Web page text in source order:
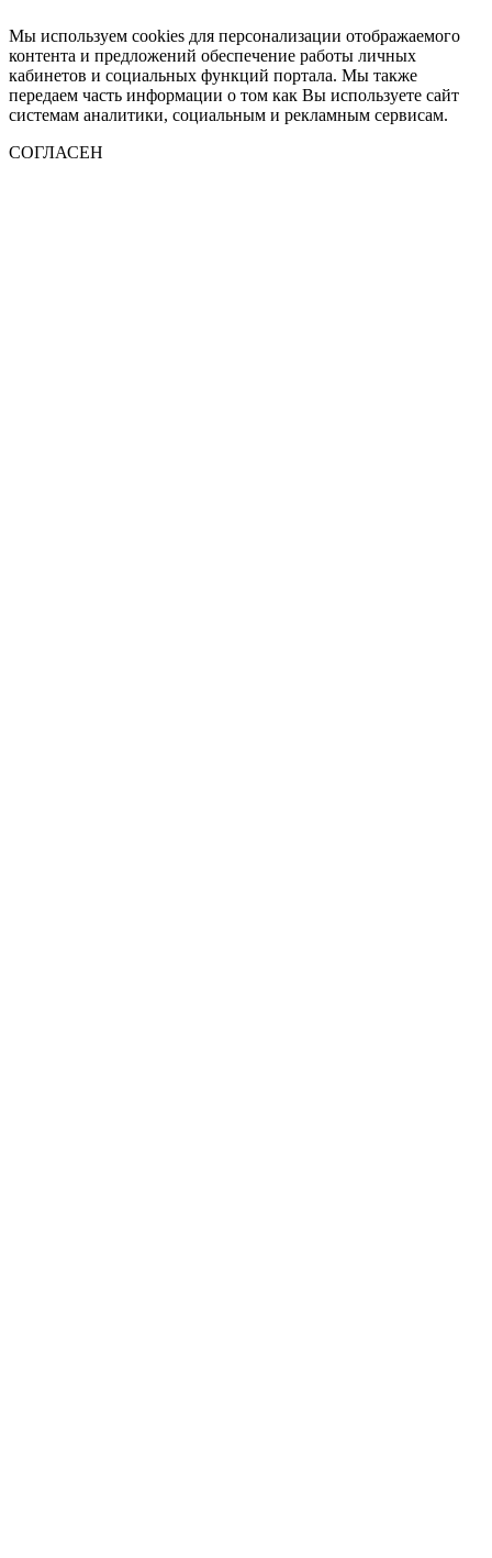
Мы используем cookies для персонализации отображаемого
контента и предложений обеспечение работы личных
кабинетов и социальных функций портала. Мы также
передаем часть информации о том как Вы используете сайт
системам аналитики, социальным и рекламным сервисам.
СОГЛАСЕН